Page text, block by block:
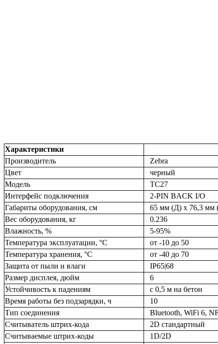
Характеристики
Производитель
Zebra
Цвет
черный
Модель
TC27
Интерфейс подключения
2-PIN BACK I/O
Габариты оборудования, см
65 мм (Д) x 76,3
Вес оборудования, кг
0.236
Влажность, %
5-95%
Температура эксплуатации, °C
от -10 до 50
Температура хранения, °C
от -40 до 70
Защита от пыли и влаги
IP65|68
Размер дисплея, дюйм
6
Устойчивость к падениям
с 0,5 м на бетон
Время работы без подзарядки, ч
10
Тип соединения
Bluetooth, WiFi 6,
Считыватель штрих-кода
2D стандартный
Считываемые штрих-коды
1D/2D